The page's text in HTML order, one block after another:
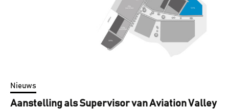
Nieuws
Aanstelling als Supervisor van Aviation Valley